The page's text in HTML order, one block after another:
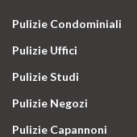
Pulizie Condominiali
Pulizie Uffici
Pulizie Studi
Pulizie Negozi
Pulizie Capannoni